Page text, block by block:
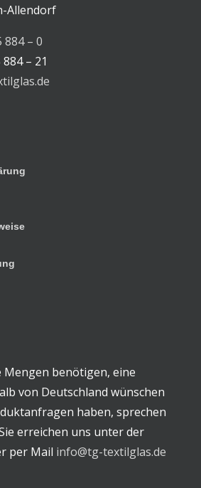
Allendorf
884 – 0
– 21
Mengen benötigen, eine
von Deutschland wünschen
haben, sprechen
erreichen uns unter der
per Mail info@tg-textilglas.de